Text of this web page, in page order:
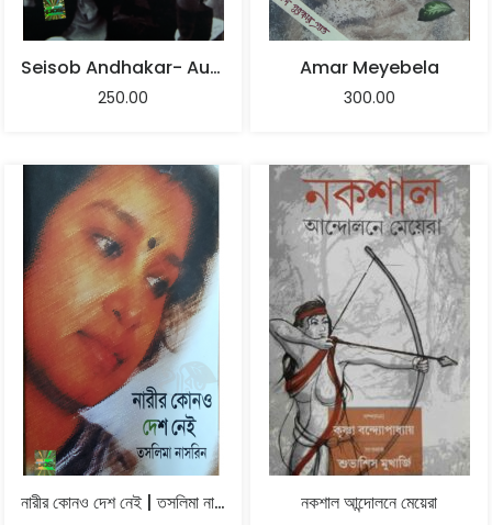
Seisob Andhakar- Autobiography Part -4
250.00
Amar Meyebela
300.00
নারীর কোনও দেশ নেই | তসলিমা নাসরিন নকশাল আন্দোলনে মেয়েরা